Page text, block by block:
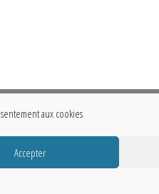
aux cookies
Accepter